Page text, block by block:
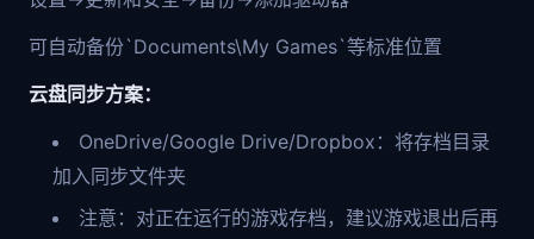
可自动备份`Documents\My Games`等标准位置
云盘同步方案：
OneDrive/Google Drive/Dropbox：将存档目录
加入同步文件夹
注意：对正在运行的游戏存档，建议游戏退出后再